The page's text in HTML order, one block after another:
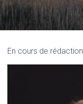
En cours de rédaction